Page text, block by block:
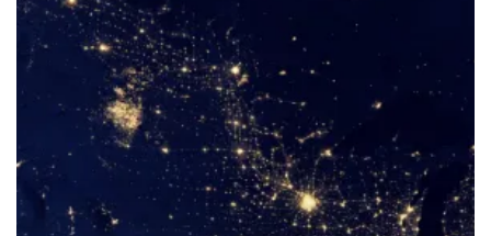
un
virus
da
debellare?